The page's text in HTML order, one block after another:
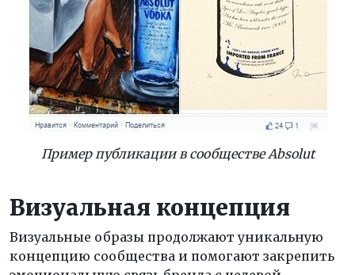
Пример публикации в сообществеAbsolut
Визуальная концепция
Визуальные образы продолжают уникальную
концепцию сообщества и помогают закрепить